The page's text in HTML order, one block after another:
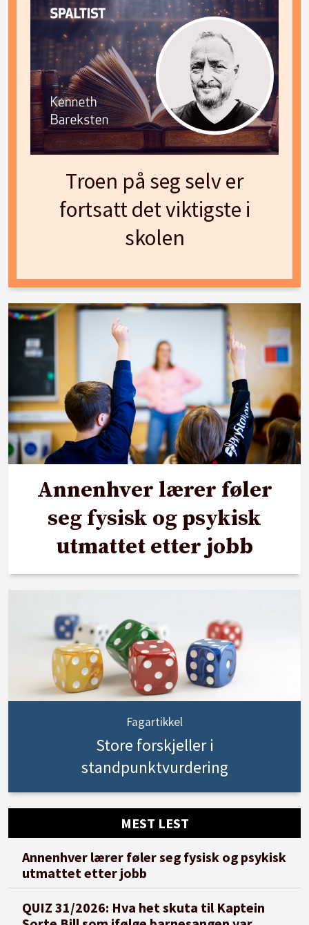
Troen på seg selv er
fortsatt det viktigste i
skolen
Annenhver lærer føler
seg fysisk og psykisk
utmattet etter jobb
Fagartikkel
Store forskjeller i
standpunktvurdering
MEST LEST
Annenhver lærer føler seg fysisk og psykisk
utmattet etter jobb
QUIZ 31/2026: Hva het skuta til Kaptein